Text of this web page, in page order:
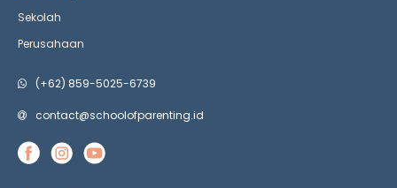
Sekolah
Perusahaan
(+62) 859-5025-6739
contact@schoolofparenting.id